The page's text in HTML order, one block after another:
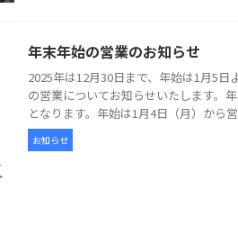
年末年始の営業のお知らせ
2025年は12月30日まで、年始は1月5
の営業についてお知らせいたします。
となります。年始は1月4日（月）から
お知らせ